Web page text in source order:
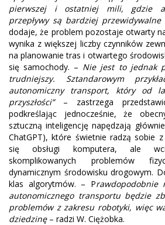
pierwszej i ostatniej mili, gdzie
przepływy są bardziej przewidywalne
dodaje, że problem pozostaje otwarty
wynika z większej liczby czynników
na planowanie tras i otwartego
się samochody. – Nie jest to jednak
trudniejszy. Sztandarowym
autonomiczny transport, który od
przyszłości” – zastrzega
podkreślając jednocześnie, że
sztuczną inteligencję napędzają
ChatGPT), które świetnie radzą sobie
się obsługi komputera, ale
skomplikowanych problemów
dynamicznym środowisku drogowym.
klas algorytmów. – Prawdopodobnie
autonomicznego transportu będzie
problemów z zakresu robotyki, więc
dziedzinę – radzi W. Ciężobka.